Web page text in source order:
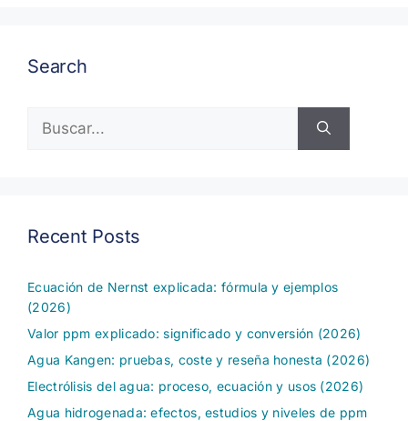
Search
Recent Posts
Ecuación de Nernst explicada: fórmula y ejemplos
(2026)
Valor ppm explicado: significado y conversión (2026)
Agua Kangen: pruebas, coste y reseña honesta (2026)
Electrólisis del agua: proceso, ecuación y usos (2026)
Agua hidrogenada: efectos, estudios y niveles de ppm